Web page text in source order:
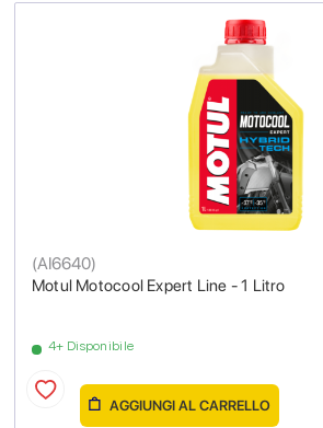
Motul Motocool Expert Line - 1 Litro
(AI6640)
4+ Disponibile
AGGIUNGI AL CARRELLO